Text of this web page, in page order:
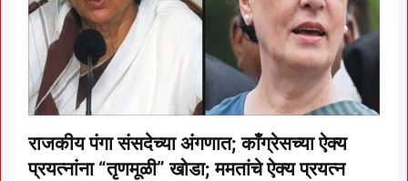
राजकीय पंगा संसदेच्या अंगणात; काँग्रेसच्या ऐक्य
प्रयत्नांना “तृणमूळी” खोडा; ममतांचे ऐक्य प्रयत्न